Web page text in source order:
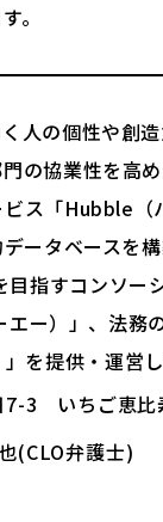
。
人の個性や創
の協業性を高
ス「Hubble（
ータベースを
指すコンソー
ー）」、法務
を提供・運営し
7-3 いちご恵比
(CLO弁護士)